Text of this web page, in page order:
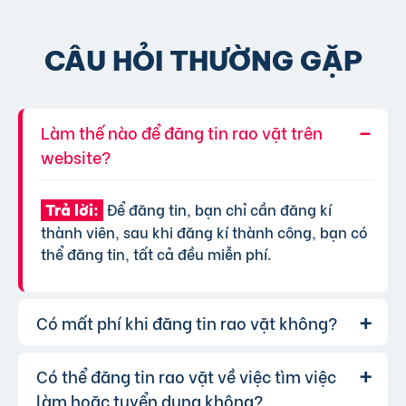
CÂU HỎI THƯỜNG GẶP
Làm thế nào để đăng tin rao vặt trên
website?
Trả lời: Để đăng tin, bạn chỉ cần đăng kí
thành viên, sau khi đăng kí thành công, bạn có
thể đăng tin, tất cả đều miễn phí.
Có mất phí khi đăng tin rao vặt không?
Trả lời: Chúng tôi cung cấp gói đăng tin miễn
phí cơ bản cho tất cả người dùng. Tuy nhiên, để
Có thể đăng tin rao vặt về việc tìm việc
làm hoặc tuyển dụng không?